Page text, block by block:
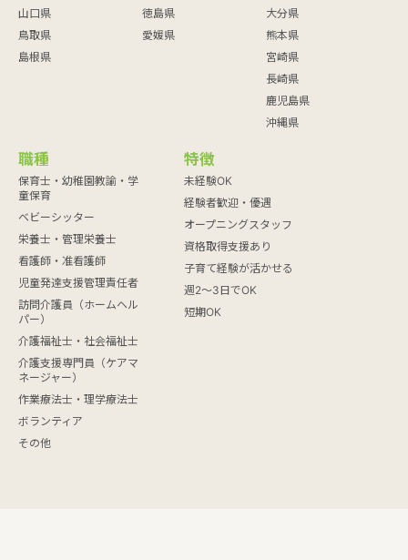
山口県
鳥取県
島根県
徳島県
愛媛県
大分県
熊本県
宮崎県
長崎県
鹿児島県
沖縄県
職種
保育士・幼稚園教諭・学
童保育
ベビーシッター
栄養士・管理栄養士
看護師・准看護師
児童発達支援管理責任者
訪問介護員（ホームヘル
パー）
介護福祉士・社会福祉士
介護支援専門員（ケアマ
ネージャー）
作業療法士・理学療法士
ボランティア
その他
特徴
未経験OK
経験者歓迎・優遇
オープニングスタッフ
資格取得支援あり
子育て経験が活かせる
週2～3日でOK
短期OK